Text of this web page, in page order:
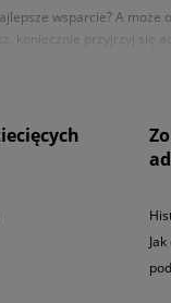
wsparcie? A może
koniecznie przyjrzyj
możliwość wystąpienia
jest na elastycznej,
branding